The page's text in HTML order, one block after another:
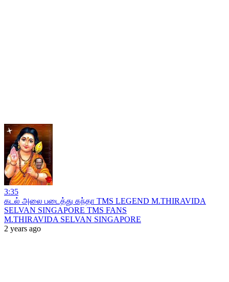
3:35
கடல் அலை படைத்து கந்தா TMS LEGEND M.THIRAVIDA
SELVAN SINGAPORE TMS FANS
M.THIRAVIDA SELVAN SINGAPORE
2 years ago